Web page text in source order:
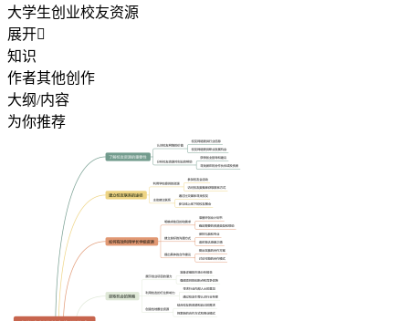
大学生创业校友资源
展开
知识
作者其他创作
大纲/内容
为你推荐